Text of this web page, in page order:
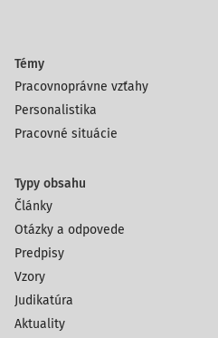
Témy
Pracovnoprávne vzťahy
Personalistika
Pracovné situácie
Typy obsahu
Články
Otázky a odpovede
Predpisy
Vzory
Judikatúra
Aktuality